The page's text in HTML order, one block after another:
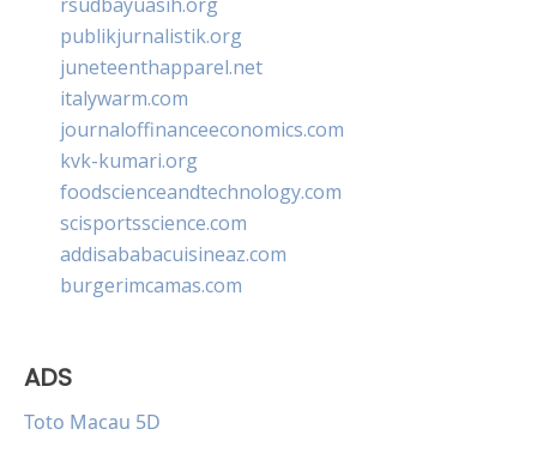
publikjurnalistik.org
juneteenthapparel.net
italywarm.com
journaloffinanceeconomics.com
kvk-kumari.org
foodscienceandtechnology.com
scisportsscience.com
addisababacuisineaz.com
burgerimcamas.com
ADS
Toto Macau 5D